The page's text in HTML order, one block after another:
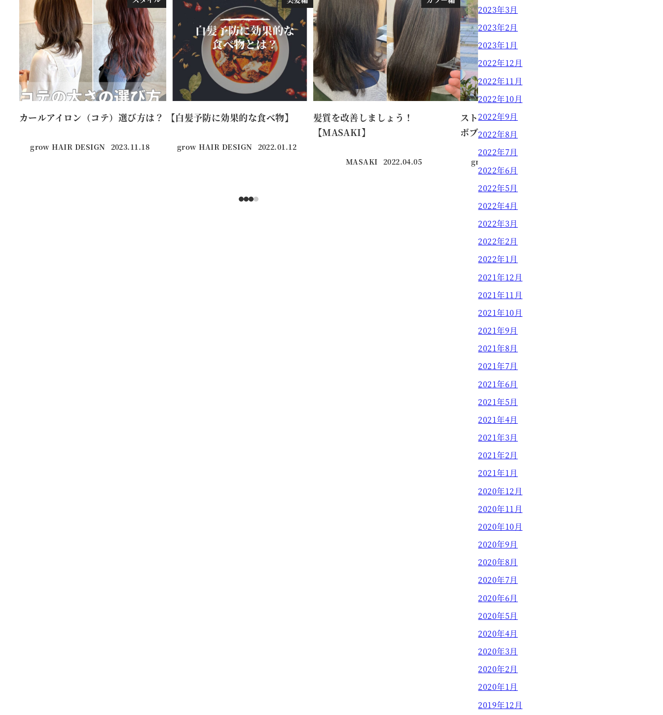
カールアイロン（コテ）選び方は？
grow HAIR DESIGN 投稿日
2023.11.18
【白髪予防に効果的な食べ物】
grow HAIR DESIGN 投稿日
2022.01.12
髪質を改善しましょう！
【MASAKI】
MASAKI 投稿日
2022.04.05
ストレートに近いナチュラル外ハネ
ボブ
grow HAIR DESIGN
2023年3月
2023年2月
2023年1月
2022年12月
2022年11月
2022年10月
2022年9月
2022年8月
2022年7月
2022年6月
2022年5月
2022年4月
2022年3月
2022年2月
2022年1月
2021年12月
2021年11月
2021年10月
2021年9月
2021年8月
2021年7月
2021年6月
2021年5月
2021年4月
2021年3月
2021年2月
2021年1月
2020年12月
2020年11月
2020年10月
2020年9月
2020年8月
2020年7月
2020年6月
2020年5月
2020年4月
2020年3月
2020年2月
2020年1月
2019年12月